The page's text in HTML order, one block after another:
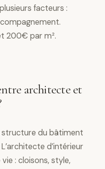
facteurs :
200€ par m².
architecte et
structure du bâtiment
d’intérieur
: cloisons, style,